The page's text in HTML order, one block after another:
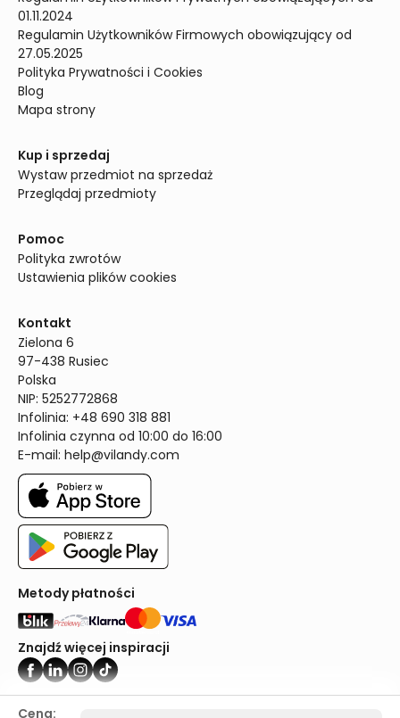
Cena:
01.11.2024
Regulamin Użytkowników Firmowych obowiązujący od
27.05.2025
Polityka Prywatności i Cookies
Blog
Mapa strony
Kup i sprzedaj
Wystaw przedmiot na sprzedaż
Przeglądaj przedmioty
Pomoc
Polityka zwrotów
Ustawienia plików cookies
Kontakt
Zielona 6
97-438 Rusiec
Polska
NIP: 5252772868
Infolinia: +48 690 318 881
Infolinia czynna od 10:00 do 16:00
E-mail: help@vilandy.com
Metody płatności
Znajdź więcej inspiracji
Vilandy ©2024